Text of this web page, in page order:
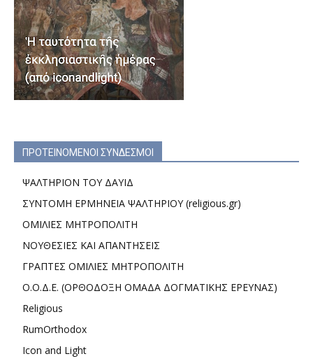
ΠΡΟΤΕΙΝΟΜΕΝΟΙ ΣΥΝΔΕΣΜΟΙ
ΨΑΛΤΗΡΙΟΝ ΤΟΥ ΔΑΥΙΔ
ΣΥΝΤΟΜΗ ΕΡΜΗΝΕΙΑ ΨΑΛΤΗΡΙΟΥ (religious.gr)
ΟΜΙΛΙΕΣ ΜΗΤΡΟΠΟΛΙΤΗ
ΝΟΥΘΕΣΙΕΣ ΚΑΙ ΑΠΑΝΤΗΣΕΙΣ
ΓΡΑΠΤΕΣ ΟΜΙΛΙΕΣ ΜΗΤΡΟΠΟΛΙΤΗ
Ο.Ο.Δ.Ε. (ΟΡΘΟΔΟΞΗ ΟΜΑΔΑ ΔΟΓΜΑΤΙΚΗΣ ΕΡΕΥΝΑΣ)
Religious
RumOrthodox
Icon and Light